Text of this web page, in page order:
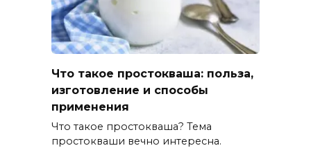
Что такое простокваша: польза,
изготовление и способы
применения
Что такое простокваша? Тема
простокваши вечно интересна.